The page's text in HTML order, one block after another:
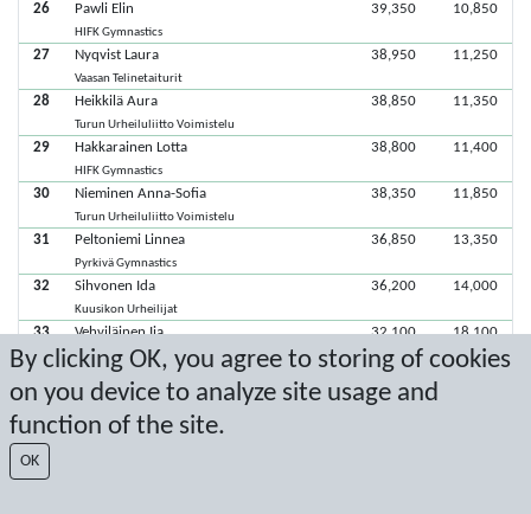
By clicking OK, you agree to storing of cookies
on you device to analyze site usage and
function of the site.
OK
26 Pawli Elin
HIFK Gymnastics
39,350 10,850
27 Nyqvist Laura
Vaasan Telinetaiturit
38,950 11,250
28 Heikkilä Aura
Turun Urheiluliitto Voimistelu
38,850 11,350
29 Hakkarainen Lotta
HIFK Gymnastics
38,800 11,400
30 Nieminen Anna-Sofia
Turun Urheiluliitto Voimistelu
38,350 11,850
31 Peltoniemi Linnea
Pyrkivä Gymnastics
36,850 13,350
32 Sihvonen Ida
Kuusikon Urheilijat
36,200 14,000
33 Vehviläinen Iia
Turun Urheiluliitto Voimistelu
32,100 18,100
Niemi Malva
Turun Urheiluliitto Voimistelu
35 Sipilä Anna
36